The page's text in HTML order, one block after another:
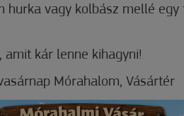
hurka vagy kolbász mellé
amit kár lenne kihagyni!
Mórahalom, Vásártér